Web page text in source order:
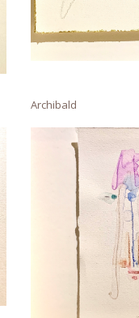
Archibald